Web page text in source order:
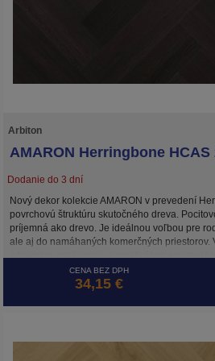
Arbiton
AMARON Herringbone
Dodanie do 3 dní
Nový dekor kolekcie AMARON v prevedení
povrchovú štruktúru skutočného dreva.
príjemná ako drevo. Je ideálnou voľbou pre
ale aj do namáhaných komerčných priestorov.
zdravotne nezávadný, s certifikátom emisnej
Okrem plávajúcej podlahy hrúbky 5 mm so
CENA BEZ DPH
34,15 €